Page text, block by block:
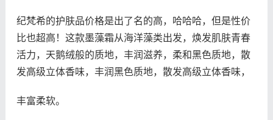
纪梵希的护肤品价格是出了名的高，哈哈哈，但是性价
比也超高！这款墨藻霜从海洋藻类出发，焕发肌肤青春
活力，天鹅绒般的质地，丰润滋养，柔和黑色质地，散
发高级立体香味，丰润黑色质地，散发高级立体香味，
丰富柔软。